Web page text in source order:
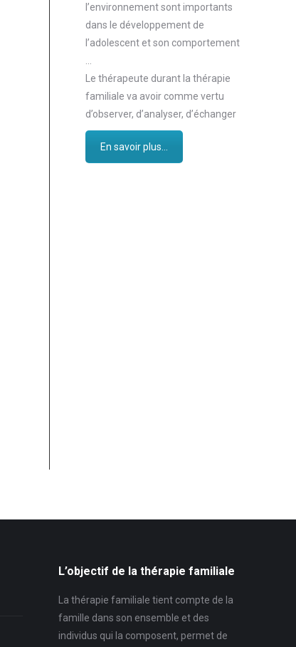
l’environnement sont importants
dans le développement de
l’adolescent et son comportement
Le thérapeute durant la thérapie
familiale va avoir comme vertu
d’observer, d’analyser, d’échanger
En savoir plus...
L’objectif de la thérapie familiale
La thérapie familiale tient compte de la
famille dans son ensemble et des
individus qui la composent, permet de